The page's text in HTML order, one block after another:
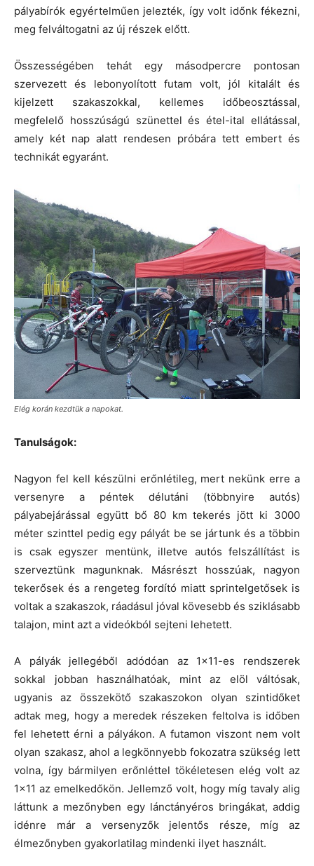
pályabírók egyértelműen jelezték, így volt időnk fékezni,
meg felváltogatni az új részek előtt.
Összességében tehát egy másodpercre pontosan
szervezett és lebonyolított futam volt, jól kitalált és
kijelzett szakaszokkal, kellemes időbeosztással,
megfelelő hosszúságú szünettel és étel-ital ellátással,
amely két nap alatt rendesen próbára tett embert és
technikát egyaránt.
Elég korán kezdtük a napokat.
Tanulságok:
Nagyon fel kell készülni erőnlétileg, mert nekünk erre a
versenyre a péntek délutáni (többnyire autós)
pályabejárással együtt bő 80 km tekerés jött ki 3000
méter szinttel pedig egy pályát be se jártunk és a többin
is csak egyszer mentünk, illetve autós felszállítást is
szerveztünk magunknak. Másrészt hosszúak, nagyon
tekerősek és a rengeteg fordító miatt sprintelgetősek is
voltak a szakaszok, ráadásul jóval kövesebb és sziklásabb
talajon, mint azt a videókból sejteni lehetett.
A pályák jellegéből adódóan az 1×11-es rendszerek
sokkal jobban használhatóak, mint az elöl váltósak,
ugyanis az összekötő szakaszokon olyan szintidőket
adtak meg, hogy a meredek részeken feltolva is időben
fel lehetett érni a pályákon. A futamon viszont nem volt
olyan szakasz, ahol a legkönnyebb fokozatra szükség lett
volna, így bármilyen erőnléttel tökéletesen elég volt az
1×11 az emelkedőkön. Jellemző volt, hogy míg tavaly alig
láttunk a mezőnyben egy lánctányéros bringákat, addig
idénre már a versenyzők jelentős része, míg az
élmezőnyben gyakorlatilag mindenki ilyet használt.